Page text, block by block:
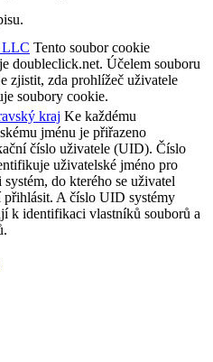
LLC Tento soubor cookie
doubleclick.net. Účelem souboru
zjistit, zda prohlížeč uživatele
soubory cookie.
kraj Ke každému
jménu je přiřazeno
číslo uživatele (UID). Číslo
uživatelské jméno pro
do kterého se uživatel
přihlásit. A číslo UID systémy
k identifikaci vlastníků souborů a